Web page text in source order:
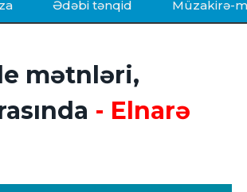
Ədəbi tənqid Müzakirə-
mətnləri,
- Elnarə